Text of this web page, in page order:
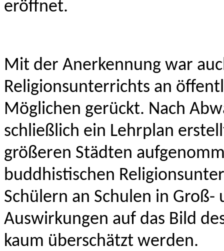
eröffnet.
Mit der Anerkennung war
Religionsunterrichts an
Möglichen gerückt. Nach
schließlich ein Lehrplan
größeren Städten
buddhistischen
Schülern an Schulen in
Auswirkungen auf das Bild
kaum überschätzt werden.